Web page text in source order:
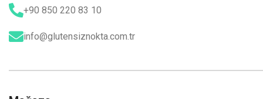
+90 850 220 83 10
info@glutensiznokta.com.tr